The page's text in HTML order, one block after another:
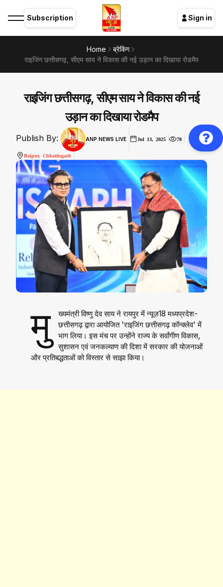
Subscription Sign in
Home
ब्रेकिंग
राइजिंग छत्तीसगढ़, सीएम साय ने विकास की नई उड़ान का दिखाया रोडमैप
राइजिंग छत्तीसगढ़, सीएम साय ने विकास की नई
उड़ान का दिखाया रोडमैप
Publish By: ANP NEWS LIVE Jul 13, 2025 78
Raipur, Chhattisgarh
मु
ख्यमंत्री विष्णु देव साय ने रायपुर में न्यूज़18 मध्यप्रदेश-
छत्तीसगढ़ द्वारा आयोजित 'राइजिंग छत्तीसगढ़ कॉन्क्लेव' में
भाग लिया। इस मंच पर उन्होंने राज्य के सर्वांगीण विकास,
सुशासन एवं जनकल्याण की दिशा में सरकार की योजनाओं
और प्रतिबद्धताओं को विस्तार से साझा किया।